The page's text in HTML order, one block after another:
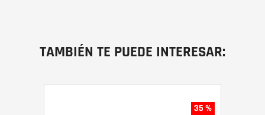
TAMBIÉN TE PUEDE INTERESAR:
35 %